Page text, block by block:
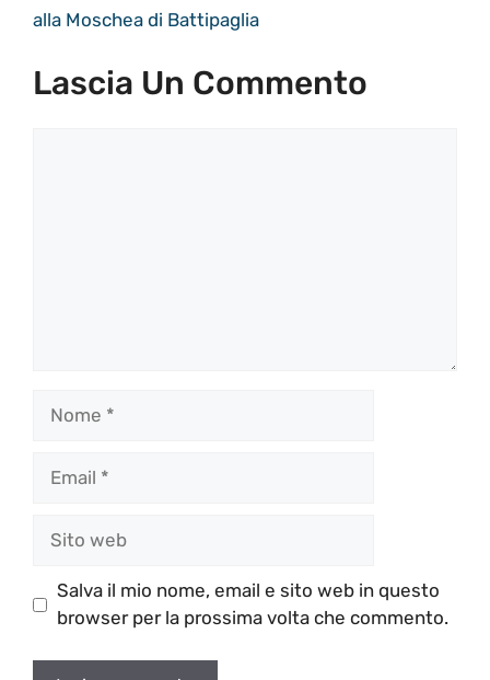
alla Moschea di Battipaglia
Lascia Un Commento
Salva il mio nome, email e sito web in questo
browser per la prossima volta che commento.